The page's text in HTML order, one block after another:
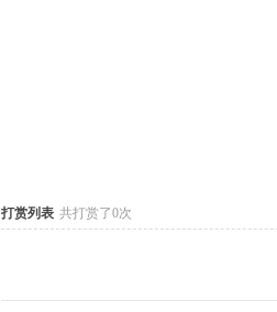
打赏列表 共打赏了0次